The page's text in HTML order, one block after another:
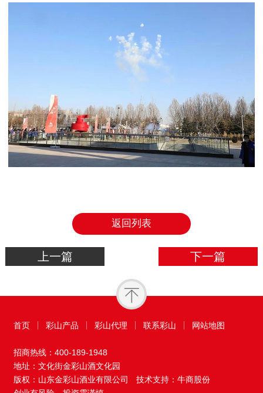
返回列表
上一篇 下一篇
首页 彩山产品 彩山代理 联系彩山 网站地图
招商热线： 400-189-1948
地址：文化街金彩山酒文化园
版权：山东金彩山酒业有限公司
技术支持：牛商股份